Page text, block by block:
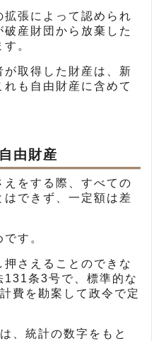
張によって認められ
産財団から放棄した
。
取得した財産は、新
も自由財産に含めて
由財産
をする際、すべての
できず、一定額は差
す。
押さえることのできな
131条3号で、標準的な
費を勘案して政令で定
、統計の数字をもと